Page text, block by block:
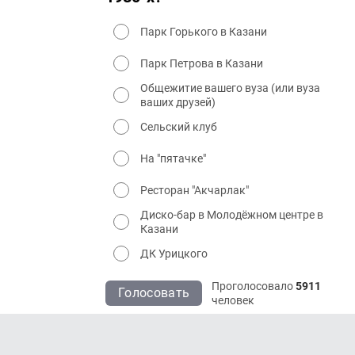
Парк Горького в Казани
Парк Петрова в Казани
Общежитие вашего вуза (или вуза
ваших друзей)
Сельский клуб
На "пятачке"
Ресторан "Акчарлак"
Диско-бар в Молодёжном центре в
Казани
ДК Урицкого
Голосовать Проголосовало5911
человек